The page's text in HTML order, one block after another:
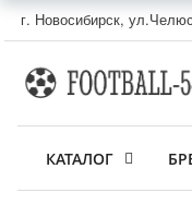
г. Новосибирск,
КАТАЛОГ